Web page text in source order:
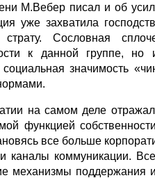
М.Вебер писал и об
уже захватила
страту. Сословная
к данной группе, но
значимость
на самом деле
функцией
все больше
ка­налы коммуникации.
механизмы поддержания